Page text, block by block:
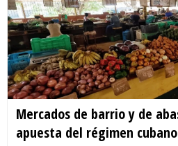
Mercados de barrio y de
apuesta del régimen